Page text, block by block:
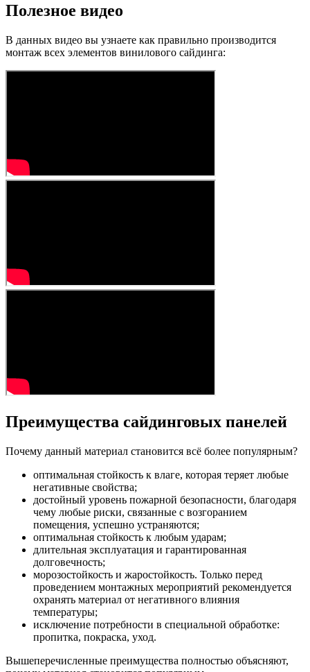
Полезное видео
В данных видео вы узнаете как правильно производится
монтаж всех элементов винилового сайдинга:
Преимущества сайдинговых панелей
Почему данный материал становится всё более популярным?
оптимальная стойкость к влаге, которая теряет любые
негативные свойства;
достойный уровень пожарной безопасности, благодаря
чему любые риски, связанные с возгоранием
помещения, успешно устраняются;
оптимальная стойкость к любым ударам;
длительная эксплуатация и гарантированная
долговечность;
морозостойкость и жаростойкость. Только перед
проведением монтажных мероприятий рекомендуется
охранять материал от негативного влияния
температуры;
исключение потребности в специальной обработке:
пропитка, покраска, уход.
Вышеперечисленные преимущества полностью объясняют,